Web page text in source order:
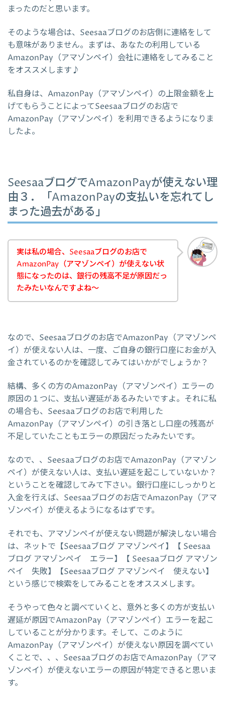
まったのだと思います。
そのような場合は、Seesaaブログのお店側に連絡をして
も意味がありません。まずは、あなたの利用している
AmazonPay（アマゾンペイ）会社に連絡をしてみること
をオススメします♪
私自身は、AmazonPay（アマゾンペイ）の上限金額を上
げてもらうことによってSeesaaブログのお店で
AmazonPay（アマゾンペイ）を利用できるようになりま
したよ。
SeesaaブログでAmazonPayが使えない理
由３．「AmazonPayの支払いを忘れてし
まった過去がある」
実は私の場合、Seesaaブログのお店で
AmazonPay（アマゾンペイ）が使えない状
態になったのは、銀行の残高不足が原因だっ
たみたいなんですよね～
なので、Seesaaブログのお店でAmazonPay（アマゾンペ
イ）が使えない人は、一度、ご自身の銀行口座にお金が入
金されているのかを確認してみてはいかがでしょうか？
結構、多くの方のAmazonPay（アマゾンペイ）エラーの
原因の１つに、支払い遅延があるみたいですよ。それに私
の場合も、Seesaaブログのお店で利用した
AmazonPay（アマゾンペイ）の引き落とし口座の残高が
不足していたこともエラーの原因だったみたいです。
なので、、Seesaaブログのお店でAmazonPay（アマゾン
ペイ）が使えない人は、支払い遅延を起こしていないか？
ということを確認してみて下さい。銀行口座にしっかりと
入金を行えば、Seesaaブログのお店でAmazonPay（アマ
ゾンペイ）が使えるようになるはずです。
それでも、アマゾンペイが使えない問題が解決しない場合
は、ネットで【Seesaaブログ アマゾンペイ】【 Seesaa
ブログ アマゾンペイ エラー】【 Seesaaブログ アマゾン
ペイ 失敗】【Seesaaブログ アマゾンペイ 使えない】
という感じで検索をしてみることをオススメします。
そうやって色々と調べていくと、意外と多くの方が支払い
遅延が原因でAmazonPay（アマゾンペイ）エラーを起こ
していることが分かります。そして、このように
AmazonPay（アマゾンペイ）が使えない原因を調べてい
くことで、、、Seesaaブログのお店でAmazonPay（アマ
ゾンペイ）が使えないエラーの原因が特定できると思いま
す。